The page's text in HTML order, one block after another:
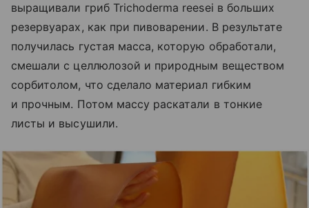
выращивали гриб Trichoderma reesei в больших
резервуарах, как при пивоварении. В результате
получилась густая масса, которую обработали,
смешали с целлюлозой и природным веществом
сорбитолом, что сделало материал гибким
и прочным. Потом массу раскатали в тонкие
листы и высушили.